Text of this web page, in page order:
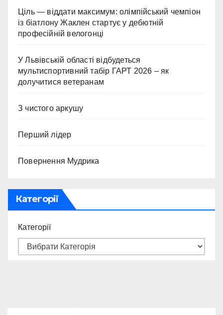
Ціль — віддати максимум: олімпійський чемпіон
із біатлону Жаклен стартує у дебютній
професійній велогонці
У Львівській області відбудеться
мультиспортивний табір ГАРТ 2026 – як
долучитися ветеранам
З чистого аркушу
Перший лідер
Повернення Мудрика
Категорії
Категорії